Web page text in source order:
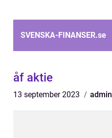
SVENSKA-FINANSER.se
åf aktie
13 september 2023 admin